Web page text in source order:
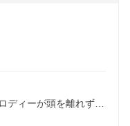
ディーが頭を離れず…